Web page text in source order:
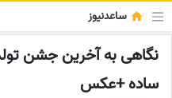
ساعدنیوز
نگاهی به آخرین جشن
ساده +عکس